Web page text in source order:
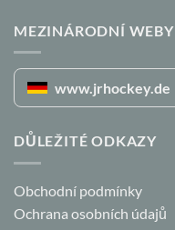
MEZINÁRODNÍ WEBY
www.jrhockey.de
DŮLEŽITÉ ODKAZY
Obchodní podmínky
Ochrana osobních údajů